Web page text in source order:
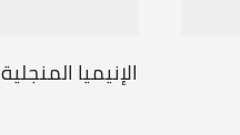
الإنيميا المنجلية